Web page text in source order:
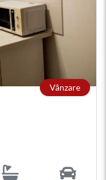
Vânzare